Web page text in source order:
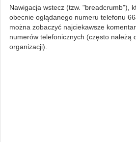
Nawigacja wstecz (tzw. "breadcrumb"),
obecnie oglądanego numeru telefonu
można zobaczyć najciekawsze
numerów telefonicznych (często należą
organizacji).